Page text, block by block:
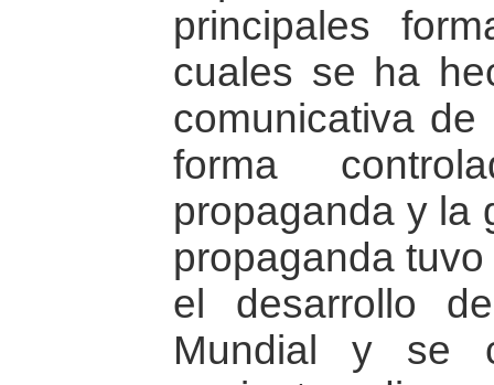
principales
cuales se ha
comunicativa
forma
propaganda y la
propaganda
el desarrollo
Mundial y se